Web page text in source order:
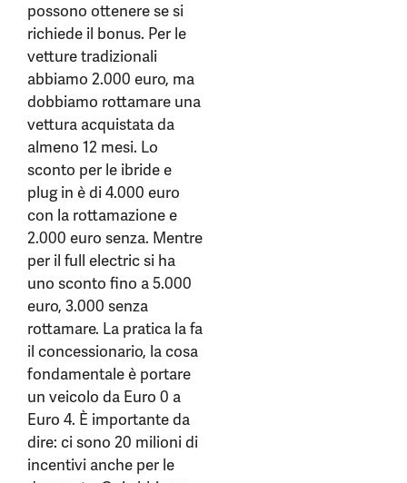
possono ottenere se si
richiede il bonus. Per le
vetture tradizionali
abbiamo 2.000 euro, ma
dobbiamo rottamare una
vettura acquistata da
almeno 12 mesi. Lo
sconto per le ibride e
plug in è di 4.000 euro
con la rottamazione e
2.000 euro senza. Mentre
per il full electric si ha
uno sconto fino a 5.000
euro, 3.000 senza
rottamare. La pratica la fa
il concessionario, la cosa
fondamentale è portare
un veicolo da Euro 0 a
Euro 4. È importante da
dire: ci sono 20 milioni di
incentivi anche per le